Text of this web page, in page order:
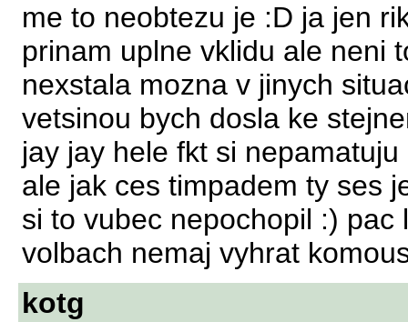
me to neobtezu je :D ja jen
prinam uplne vklidu ale neni
nexstala mozna v jinych
vetsinou bych dosla ke
jay jay hele fkt si
ale jak ces timpadem ty ses
si to vubec nepochopil :)
volbach nemaj vyhrat
kotg